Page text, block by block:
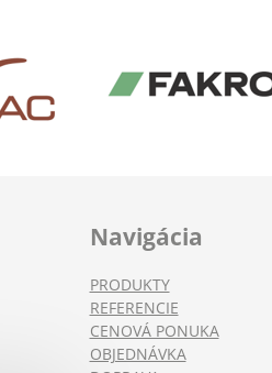
Navigácia
PRODUKTY
REFERENCIE
CENOVÁ PONUKA
OBJEDNÁVKA